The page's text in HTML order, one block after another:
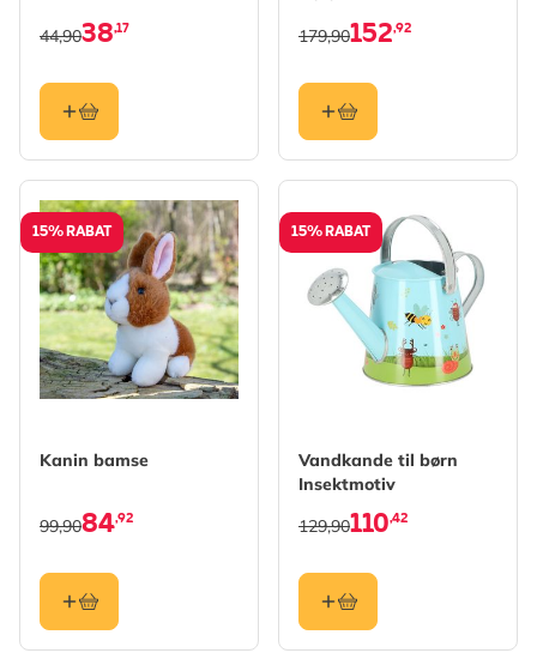
38,17
44,90 152,92
179,90
15% RABAT
Kanin bamse
84,92
99,90
15% RABAT
Vandkande til børn
Insektmotiv
110,42
129,90